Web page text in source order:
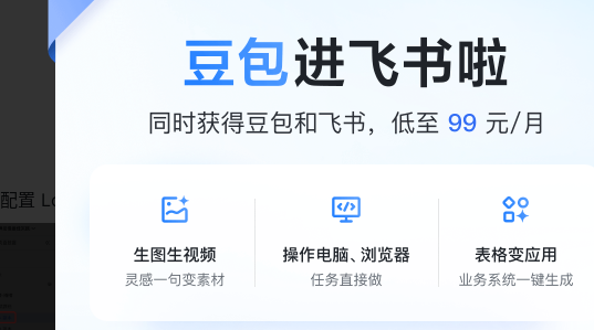
配置 Loading 组件显隐（数据未加载完成时，显示；数据加载完成时，隐藏